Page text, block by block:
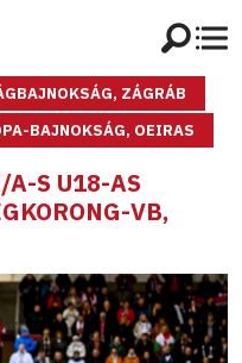
ZÁGRÁB
BAJNOKSÁG, OEIRAS
S U18-AS
VB,